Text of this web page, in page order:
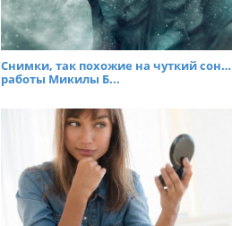
Снимки, так похожие на чуткий сон…
работы Микилы Б...